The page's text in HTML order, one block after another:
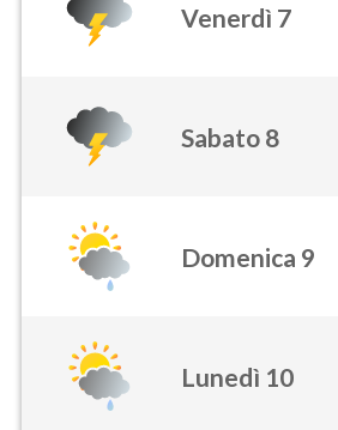
Venerdì 7
Sabato 8
Domenica 9
Lunedì 10